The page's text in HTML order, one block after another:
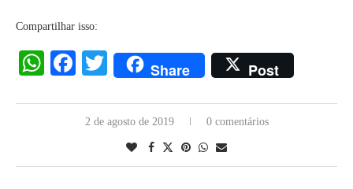
Compartilhar isso:
WhatsApp
Facebook
Twitter
Share Post
2 de agosto de 2019 0 comentários